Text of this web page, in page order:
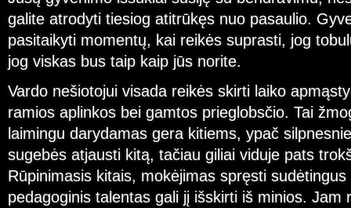
galite atrodyti tiesiog atitrūkęs nuo pasaulio.
pasitaikyti momentų, kai reikės suprasti, jog
jog viskas bus taip kaip jūs norite.
Vardo nešiotojui visada reikės skirti laiko
ramios aplinkos bei gamtos prieglobsčio. Tai
laimingu darydamas gera kitiems, ypač
sugebės atjausti kitą, tačiau giliai viduje pats
Rūpinimasis kitais, mokėjimas spręsti
pedagoginis talentas gali jį išskirti iš minios. Jam